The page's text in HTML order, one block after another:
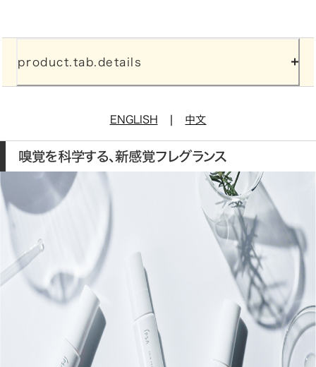
product.tab.details
ENGLISH 中文
嗅覚を科学する、新感覚フレグランス